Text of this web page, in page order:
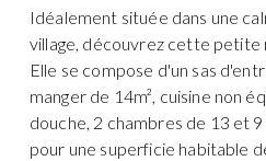
Idéalement située dans une
village, découvrez cette petite
Elle se compose d'un sas
manger de 14m², cuisine non
douche, 2 chambres de 13 et
pour une superficie habitable